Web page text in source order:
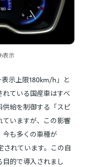
表示
示上限180km/h」と
ている国産車はすべ
給を制御する「スピ
いますが、この影響
今も多くの車種が
れています。この自
的で導入されまし